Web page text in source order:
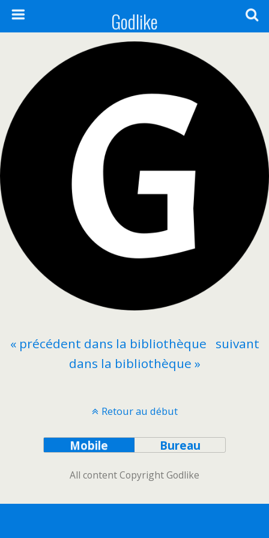
Godlike
« précédent dans la bibliothèque
suivant
dans la bibliothèque »
Retour au début
Mobile Bureau
All content Copyright Godlike